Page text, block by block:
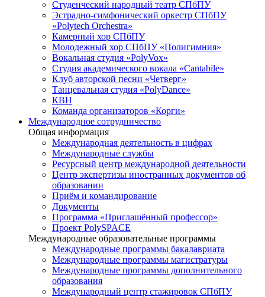
Студенческий народный театр СПбПУ
Эстрадно-симфонический оркестр СПбПУ
«Polytech Orchestra»
Камерный хор СПбПУ
Молодежный хор СПбПУ «Полигимния»
Вокальная студия «PolyVox»
Студия академического вокала «Cantabile»
Клуб авторской песни «Четверг»
Танцевальная студия «PolyDance»
КВН
Команда организаторов «Корги»
Международное сотрудничество
Общая информация
Международная деятельность в цифрах
Международные службы
Ресурсный центр международной деятельности
Центр экспертизы иностранных документов об
образовании
Приём и командирование
Документы
Программа «Приглашённый профессор»
Проект PolySPACE
Международные образовательные программы
Международные программы бакалавриата
Международные программы магистратуры
Международные программы дополнительного
образования
Международный центр стажировок СПбПУ